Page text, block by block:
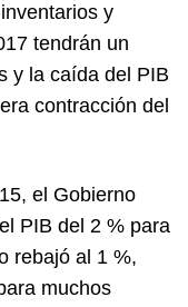
y
tendrán un
y la caída del PIB
contracción del
el Gobierno
PIB del 2 % para
rebajó al 1 %,
muchos